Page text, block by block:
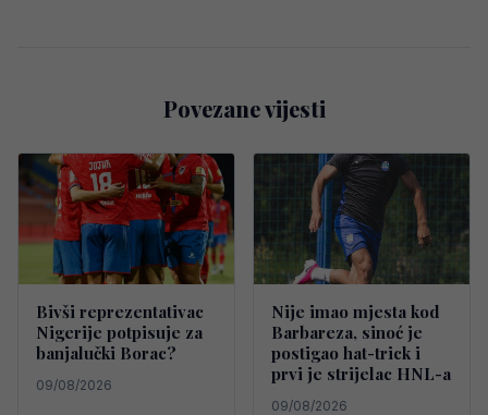
Povezane vijesti
Bivši reprezentativac
Nigerije potpisuje za
banjalučki Borac?
09/08/2026
Nije imao mjesta kod
Barbareza, sinoć je
postigao hat-trick i
prvi je strijelac HNL-a
09/08/2026